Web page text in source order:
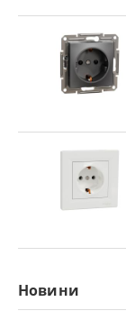
Новини